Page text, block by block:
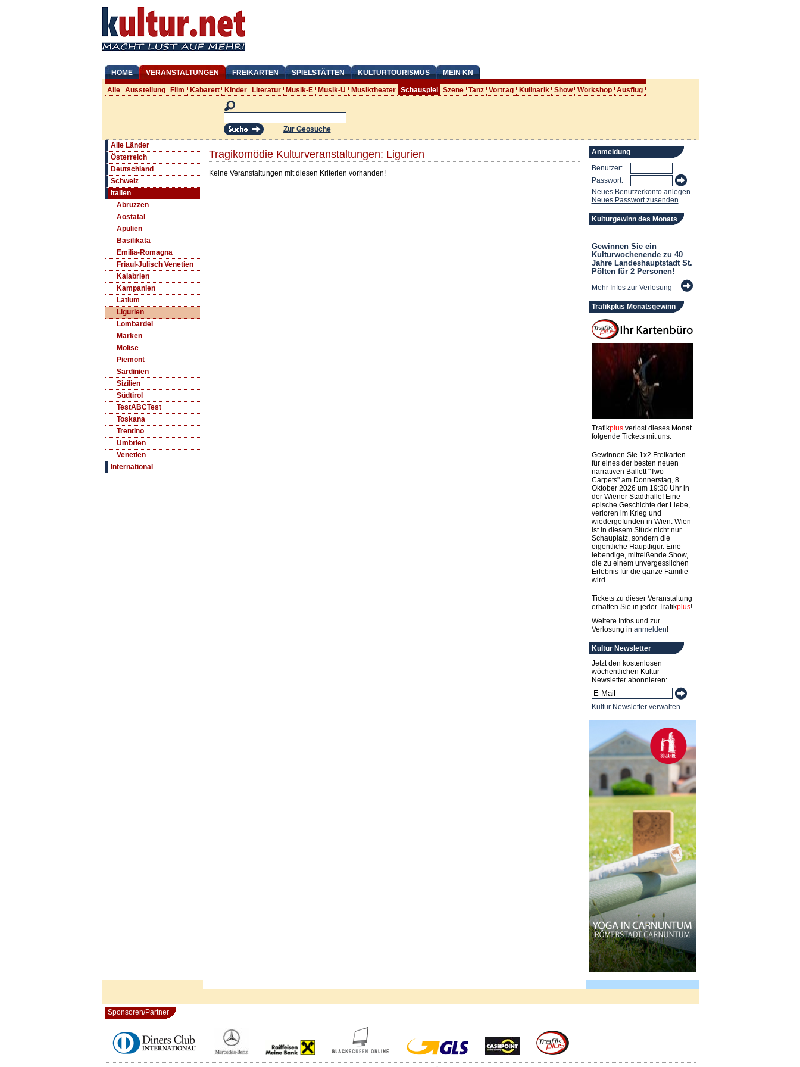
HOME VERANSTALTUNGEN FREIKARTEN SPIELSTÄTTEN KULTURTOURISMUS MEIN KN
Alle Ausstellung Film Kabarett Kinder Literatur Musik-E Musik-U Musiktheater Schauspiel Szene Tanz Vortrag Kulinarik Show Workshop Ausflug
Zur Geosuche
Alle Länder
Österreich
Deutschland
Schweiz
Italien
Abruzzen
Aostatal
Apulien
Basilikata
Emilia-Romagna
Friaul-Julisch Venetien
Kalabrien
Kampanien
Latium
Ligurien
Lombardei
Marken
Molise
Piemont
Sardinien
Sizilien
Südtirol
TestABCTest
Toskana
Trentino
Umbrien
Venetien
International
Tragikomödie Kulturveranstaltungen: Ligurien
Keine Veranstaltungen mit diesen Kriterien vorhanden!
Anmeldung
Benutzer:
Passwort:
Neues Benutzerkonto anlegen
Neues Passwort zusenden
Kulturgewinn des Monats
Gewinnen Sie ein
Kulturwochenende zu 40
Jahre Landeshauptstadt St.
Pölten für 2 Personen!
Mehr Infos zur Verlosung
Trafikplus Monatsgewinn
Trafikplusverlost dieses Monat
folgende Tickets mit uns:
Gewinnen Sie 1x2 Freikarten
für eines der besten neuen
narrativen Ballett "Two
Carpets" am Donnerstag, 8.
Oktober 2026 um 19:30 Uhr in
der Wiener Stadthalle! Eine
epische Geschichte der Liebe,
verloren im Krieg und
wiedergefunden in Wien. Wien
ist in diesem Stück nicht nur
Schauplatz, sondern die
eigentliche Hauptfigur. Eine
lebendige, mitreißende Show,
die zu einem unvergesslichen
Erlebnis für die ganze Familie
wird.
Tickets zu dieser Veranstaltung
erhalten Sie in jeder Trafikplus!
Weitere Infos und zur
Verlosung in anmelden!
Kultur Newsletter
Jetzt den kostenlosen
wöchentlichen Kultur
Newsletter abonnieren:
Kultur Newsletter verwalten
Sponsoren/Partner